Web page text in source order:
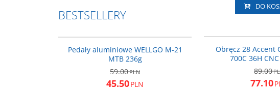
DO
Obręcz 28 Accent
700C 36H
89.00
77.10
BESTSELLERY
Pedały aluminiowe WELLGO M-21
MTB 236g
59.00PLN
45.50PLN